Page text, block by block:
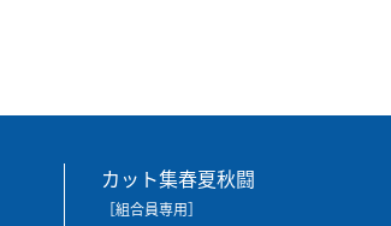
カット集春夏秋闘
［組合員専用］